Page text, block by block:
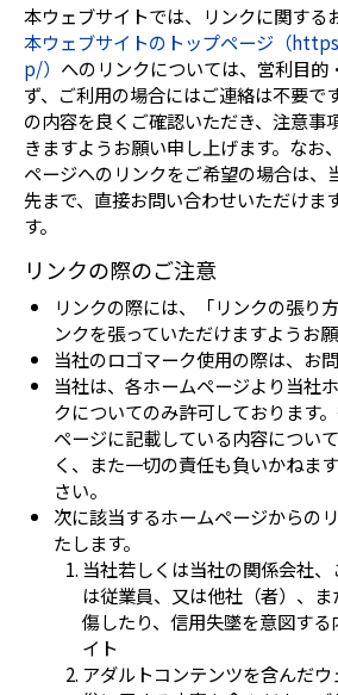
本ウェブサイトでは、リンクに関する
本ウェブサイトのトップページ（
p/） へのリンクについては、営利目的
ず、ご利用の場合にはご連絡は不要で
の内容を良くご確認いただき、注意事
きますようお願い申し上げます。なお
ページへのリンクをご希望の場合は、
先まで、直接お問い合わせいただけま
す。
リンクの際のご注意
リンクの際には、「リンクの張り
ンクを張っていただけますようお願
当社のロゴマーク使用の際は、お
当社は、各ホームページより当社
クについてのみ許可しております
ページに記載している内容につい
く、また一切の責任も負いかねま
さい。
次に該当するホームページからの
たします。
当社若しくは当社の関係会社
は従業員、又は他社（者）、
傷したり、信用失墜を意図す
イト
アダルトコンテンツを含んだ